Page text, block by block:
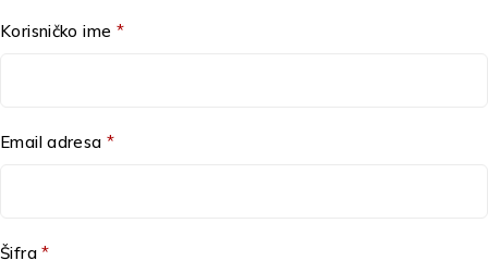
Korisničko ime *
Email adresa *
Šifra*